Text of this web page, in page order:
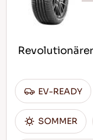
EV-READY
SOMMER